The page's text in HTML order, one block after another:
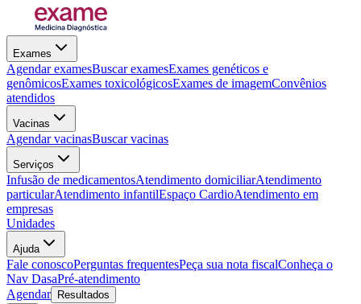
Exames
Agendar examesBuscar examesExames genéticos e
genômicosExames toxicológicosExames de imagemConvênios
atendidos
Vacinas
Agendar vacinasBuscar vacinas
Serviços
Infusão de medicamentosAtendimento domiciliarAtendimento
particularAtendimento infantilEspaço CardioAtendimento em
empresas
Unidades
Ajuda
Fale conoscoPerguntas frequentesPeça sua nota fiscalConheça o
Nav DasaPré-atendimento
Agendar
Resultados